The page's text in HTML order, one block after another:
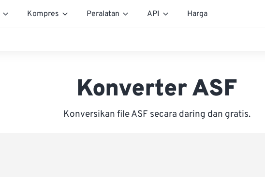
Kompres Peralatan API Harga
Konverter ASF
Konversikan file ASF secara daring dan gratis.